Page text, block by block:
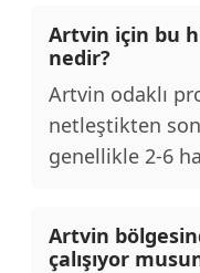
Artvin için bu
nedir?
Artvin odaklı
netleştikten
genellikle 2-6
Artvin
çalışıyor